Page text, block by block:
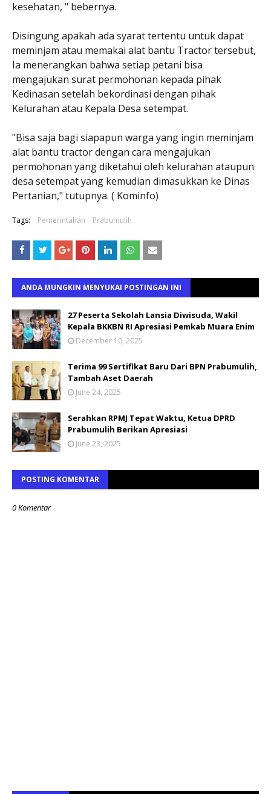
kesehatan, " bebernya.
Disingung apakah ada syarat tertentu untuk dapat
meminjam atau memakai alat bantu Tractor tersebut,
Ia menerangkan bahwa setiap petani bisa
mengajukan surat permohonan kepada pihak
Kedinasan setelah bekordinasi dengan pihak
Kelurahan atau Kepala Desa setempat.
"Bisa saja bagi siapapun warga yang ingin meminjam
alat bantu tractor dengan cara mengajukan
permohonan yang diketahui oleh kelurahan ataupun
desa setempat yang kemudian dimasukkan ke Dinas
Pertanian," tutupnya. ( Kominfo)
Tags: Pemerintahan Prabumulih
ANDA MUNGKIN MENYUKAI POSTINGAN INI
27 Peserta Sekolah Lansia Diwisuda, Wakil
Kepala BKKBN RI Apresiasi Pemkab Muara Enim
December 10, 2025
Terima 99 Sertifikat Baru Dari BPN Prabumulih,
Tambah Aset Daerah
June 24, 2025
Serahkan RPMJ Tepat Waktu, Ketua DPRD
Prabumulih Berikan Apresiasi
June 23, 2025
POSTING KOMENTAR
0 Komentar